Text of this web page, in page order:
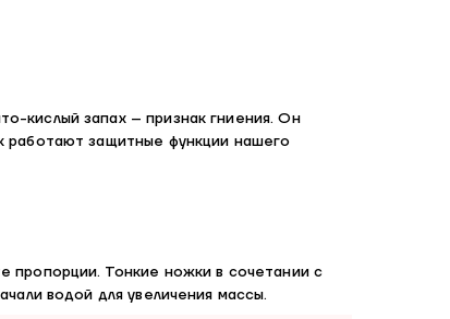
кислый запах – признак гниения. Он
работают защитные функции нашего
пропорции. Тонкие ножки в сочетании с
водой для увеличения массы.